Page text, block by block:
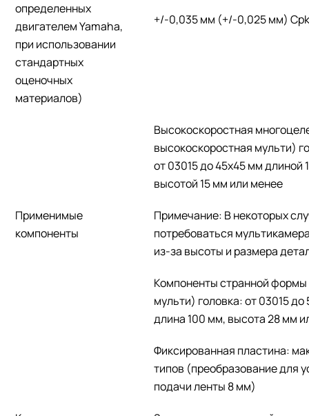
+/-0,035 мм (+/-0,025 мм)
определенных
двигателем Yamaha,
при использовании
стандартных
оценочных
материалов)
Применимые
компоненты
Высокоскоростная
высокоскоростная мульти)
от 03015 до 45x45 мм длиной
высотой 15 мм или менее
Примечание: В некоторых
потребоваться
из-за высоты и размера
Компоненты странной формы
мульти) головка: от 03015 до
длина 100 мм, высота 28 мм
Фиксированная пластина:
типов (преобразование для
подачи ленты 8 мм)